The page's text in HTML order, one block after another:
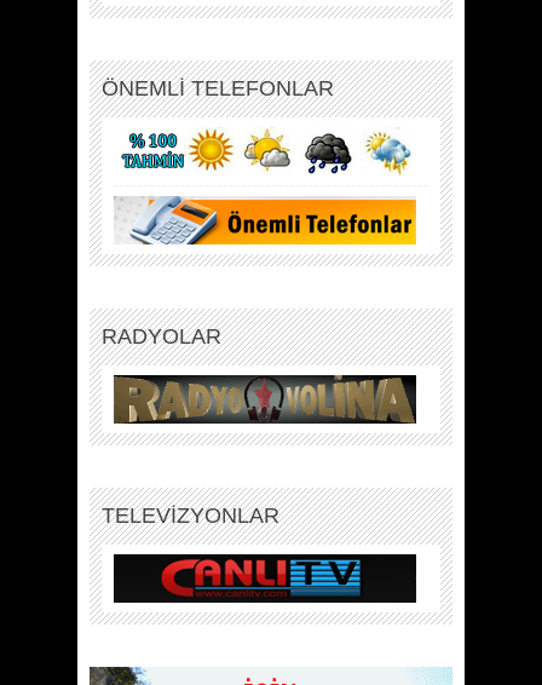
ÖNEMLİ TELEFONLAR
RADYOLAR
TELEVİZYONLAR